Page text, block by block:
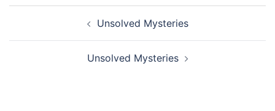
Unsolved Mysteries
Unsolved Mysteries